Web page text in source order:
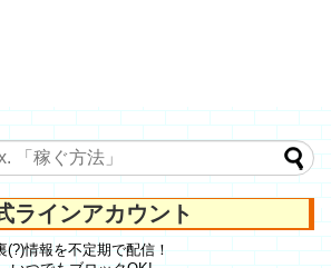
ラインアカウント
(?)情報を不定期で配信！